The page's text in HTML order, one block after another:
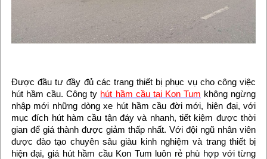
Được đầu tư đầy đủ các trang thiết bị phục vụ cho công việc
hút hầm cầu. Công ty hút hầm cầu tại Kon Tum không ngừng
nhập mới những dòng xe hút hầm cầu đời mới, hiện đại, với
mục đích hút hàm cầu tận đáy và nhanh, tiết kiệm được thời
gian để giá thành được giảm thấp nhất. Với đội ngũ nhân viên
được đào tạo chuyên sâu giàu kinh nghiệm và trang thiết bị
hiện đại, giá hút hầm cầu Kon Tum luôn rẻ phù hợp với từng